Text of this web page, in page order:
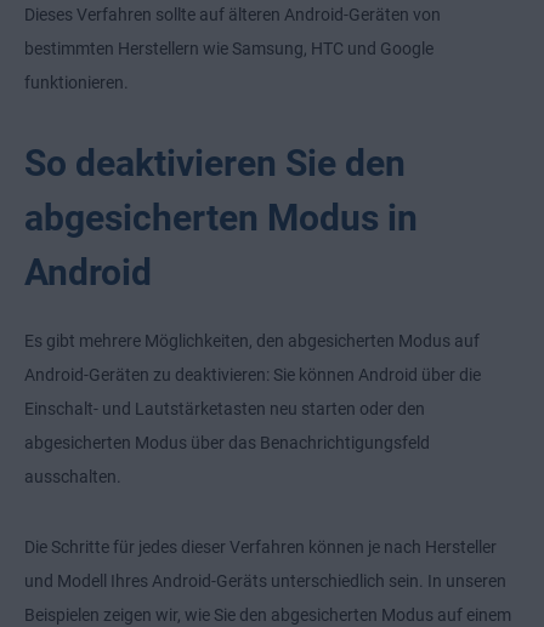
Dieses Verfahren sollte auf älteren Android-Geräten von
bestimmten Herstellern wie Samsung, HTC und Google
funktionieren.
So deaktivieren Sie den
abgesicherten Modus in
Android
Es gibt mehrere Möglichkeiten, den abgesicherten Modus auf
Android-Geräten zu deaktivieren: Sie können Android über die
Einschalt- und Lautstärketasten neu starten oder den
abgesicherten Modus über das Benachrichtigungsfeld
ausschalten.
Die Schritte für jedes dieser Verfahren können je nach Hersteller
und Modell Ihres Android-Geräts unterschiedlich sein. In unseren
Beispielen zeigen wir, wie Sie den abgesicherten Modus auf einem